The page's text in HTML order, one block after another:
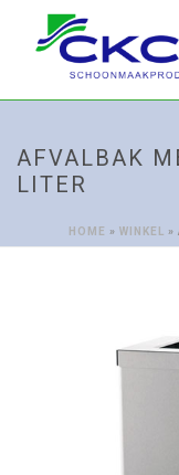
AFVALBAK
LITER
HOME » WINKEL »